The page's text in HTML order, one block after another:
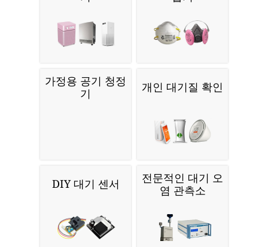
더 많은 대기 오염 관련 제품을 찾고 계
십니까?
기
보호 마스크 및 호
흡기